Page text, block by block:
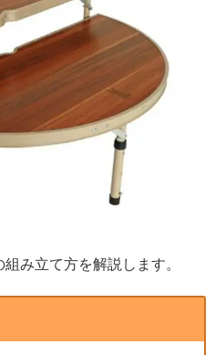
み立て方を解説します。